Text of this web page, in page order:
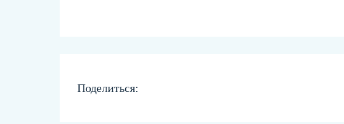
Поделиться: